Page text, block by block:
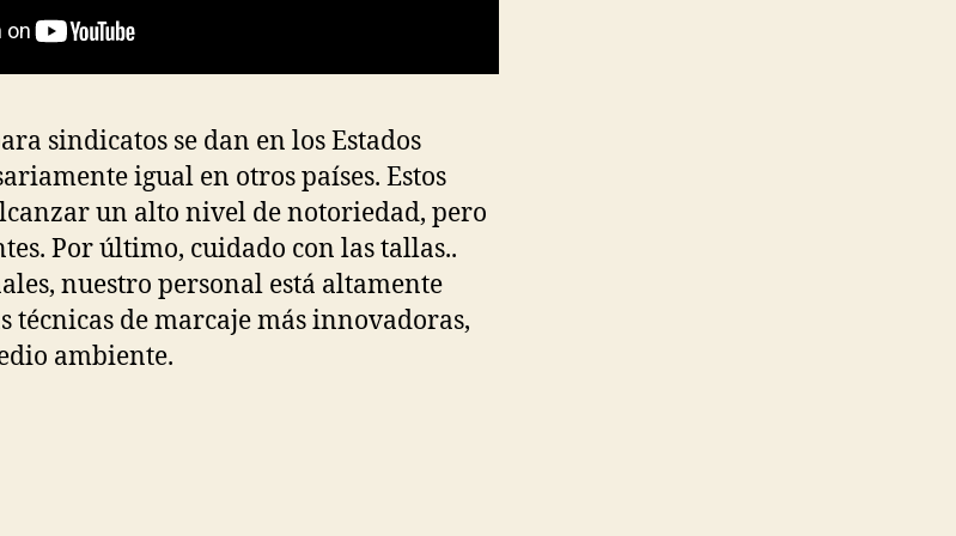
sindicatos se dan en los Estados
igual en otros países. Estos
un alto nivel de notoriedad, pero
Por último, cuidado con las tallas..
nuestro personal está altamente
técnicas de marcaje más innovadoras,
ambiente.